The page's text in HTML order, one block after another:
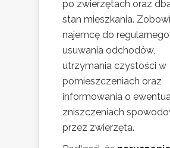
po zwierzętach oraz
stan mieszkania.
najemcę do regularnego
usuwania odchodów,
utrzymania czystości w
pomieszczeniach oraz
informowania o
zniszczeniach
przez zwierzęta.